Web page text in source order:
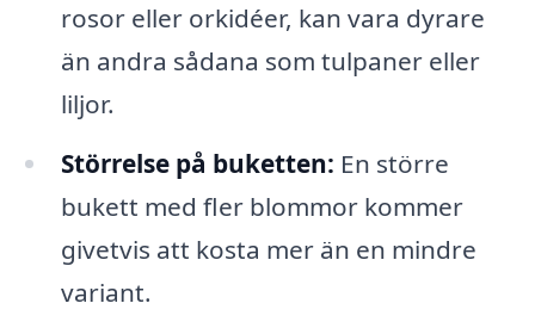
rosor eller orkidéer, kan vara dyrare
än andra sådana som tulpaner eller
liljor.
Störrelse på buketten: En större
bukett med fler blommor kommer
givetvis att kosta mer än en mindre
variant.